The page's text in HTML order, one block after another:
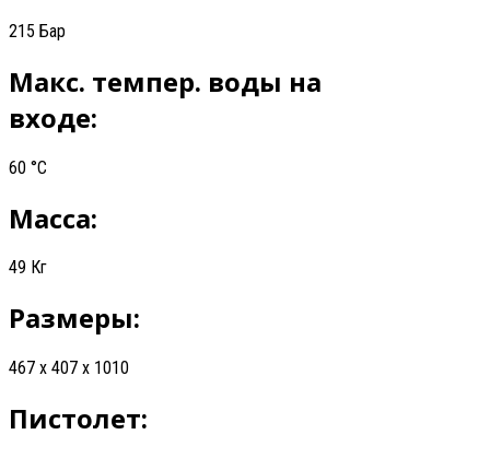
215 Бар
Макс. темпер. воды на
входе:
60 °C
Масса:
49 Кг
Размеры:
467 x 407 x 1010
Пистолет: